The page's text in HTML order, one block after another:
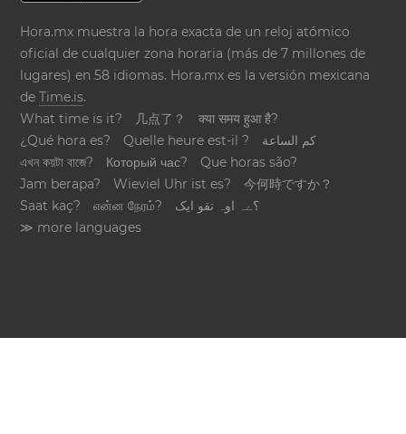
Hora.mx muestra la hora exacta de un reloj atómico
oficial de cualquier zona horaria (más de 7 millones de
lugares) en 58 idiomas. Hora.mx es la versión mexicana
deTime.is.
What time is it?
几点了？
क्या समय हुआ है?
¿Qué hora es?
Quelle heure est-il ?
كم الساعة
এখন কয়টা বাজে?
Который час?
Que horas são?
Jam berapa?
Wieviel Uhr ist es?
今何時ですか？
Saat kaç?
என்ன நேரம்?
؟ےہ اوہ تقو ایک
≫ more languages